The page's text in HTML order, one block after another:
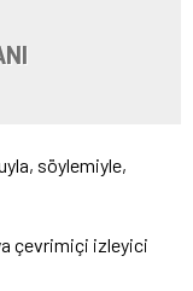
söylemiyle,
çevrimiçi izleyici